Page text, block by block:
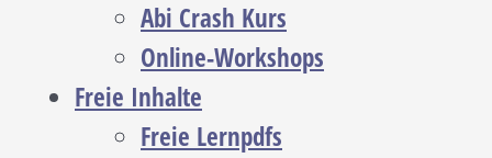
Abi Crash Kurs
Online-Workshops
Freie Inhalte
Freie Lernpdfs